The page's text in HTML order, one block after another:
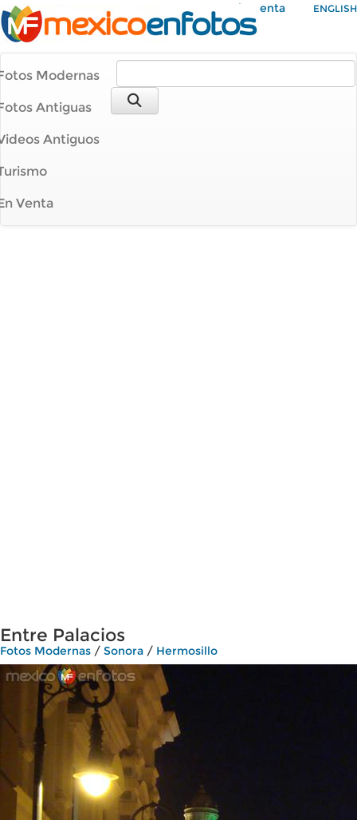
Mi Cuenta ENGLISH
Modernas
Antiguas
Antiguos
Venta
Entre Palacios
Fotos Modernas / Sonora / Hermosillo